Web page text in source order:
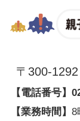
〒300-
【電話番号】
【業務時間】 8